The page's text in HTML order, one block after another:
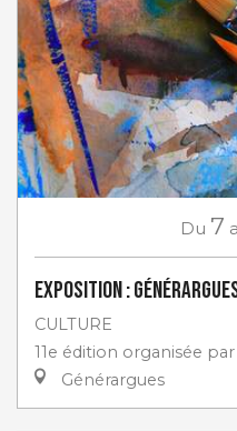
Du 7
Exposition :
CULTURE
11e édition organisée
Générargues